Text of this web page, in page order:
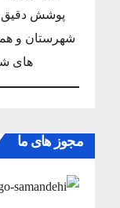
پوشش دقیق
شهرستان و
های
مجوز های ما